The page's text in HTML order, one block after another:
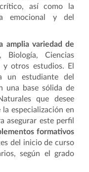
así como la
emocional y del
amplia variedad de
Ciencias
y otros estudios.
El
un estudiante del
una base sólida de
que desee
especialización en
asegurar este perfil
formativos
del inicio de curso
según el grado